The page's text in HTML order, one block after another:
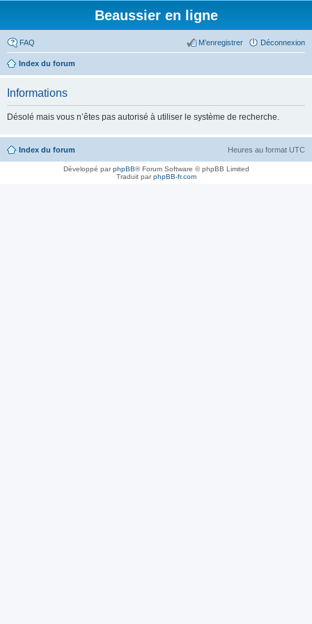
Beaussier en ligne
FAQ Déconnexion
M’enregistrer
Index du forum
Informations
Désolé mais vous n’êtes pas autorisé à utiliser le système de recherche.
Index du forum Heures au format UTC
Développé parphpBB® Forum Software © phpBB Limited
Traduit parphpBB-fr.com